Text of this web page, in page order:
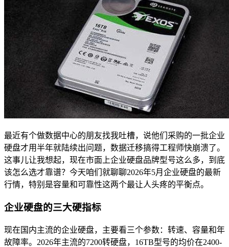
最近有个做数据中心的朋友找我吐槽，说他们采购的一批企业
硬盘才用半年就陆续出问题，数据迁移搞得工程师快崩溃了。
这事儿让我想起，现在市面上企业硬盘品牌型号这么多，到底
该怎么选才靠谱？今天咱们就聊聊2026年5月企业硬盘的最新
行情，特别是容量和可靠性这两个最让人头疼的平衡点。
企业硬盘的三大硬指标
现在国内主流的企业硬盘，主要看三个参数：转速、容量和年
故障率。2026年主流的7200转硬盘，16TB型号的均价在2400-